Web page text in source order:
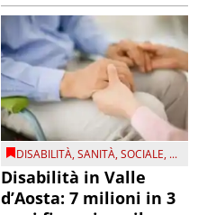
DISABILITÀ,SANITÀ,SOCIALE, ...
Disabilità in Valle
d’Aosta: 7 milioni in 3